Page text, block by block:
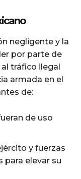
negligente y la
por parte de
tráfico ilegal
armada en el
de:
de uso
y fuerzas
para elevar su